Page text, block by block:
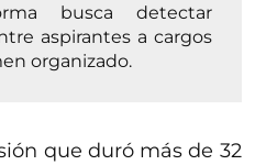
busca detectar
aspirantes a cargos
organizado.
que duró más de 32